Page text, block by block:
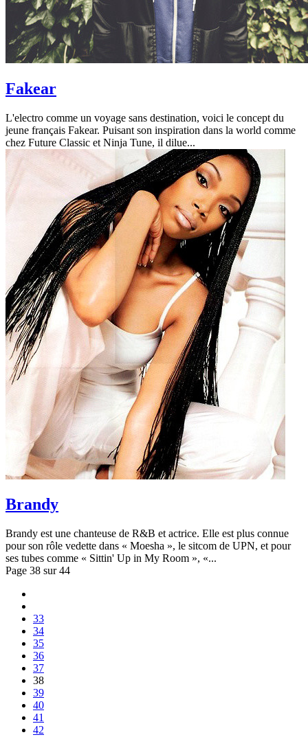
Fakear
L'electro comme un voyage sans destination, voici le concept du
jeune français Fakear. Puisant son inspiration dans la world comme
chez Future Classic et Ninja Tune, il dilue...
Brandy
Brandy est une chanteuse de R&B et actrice. Elle est plus connue
pour son rôle vedette dans « Moesha », le sitcom de UPN, et pour
ses tubes comme « Sittin' Up in My Room », «...
Page 38 sur 44
33
34
35
36
37
38
39
40
41
42